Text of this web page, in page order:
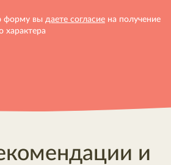
форму вы даете согласие на получение
характера
и